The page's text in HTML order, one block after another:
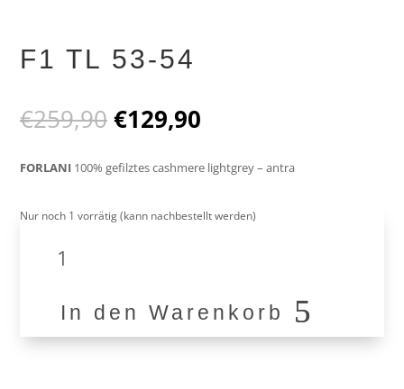
F1 TL 53-54
€259,90Ursprünglicher
war:
€259,90
€129,90
ist:
€129,90.
FORLANI 100% gefilztes cashmere lightgrey – antra
Nur noch 1 vorrätig (kann nachbestellt werden)
In den Warenkorb